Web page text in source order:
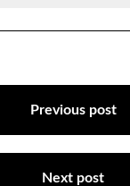
Previous post
Next post